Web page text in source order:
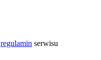
regulamin serwisu